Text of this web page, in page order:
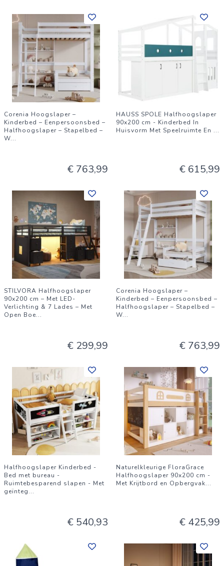
Corenia Hoogslaper –
Kinderbed – Eenpersoonsbed –
Halfhoogslaper – Stapelbed –
W...
€ 763,99
HAUSS SPOLE Halfhoogslaper
90x200 cm - Kinderbed In
Huisvorm Met Speelruimte En ...
€ 615,99
STILVORA Halfhoogslaper
90x200 cm – Met LED-
Verlichting & 7 Lades – Met
Open Boe...
€ 299,99
Corenia Hoogslaper –
Kinderbed – Eenpersoonsbed –
Halfhoogslaper – Stapelbed –
W...
€ 763,99
Halfhoogslaper Kinderbed -
Bed met bureau -
Ruimtebesparend slapen - Met
geïnteg...
€ 540,93
Naturelkleurige FloraGrace
Halfhoogslaper 90x200 cm -
Met Krijtbord en Opbergvak...
€ 425,99